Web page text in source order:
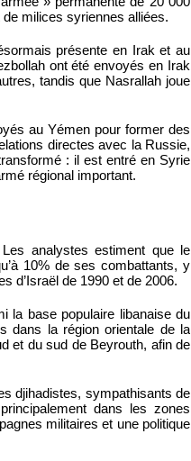
milices syriennes alliées.
présente en Irak et au
ont été envoyés en Irak
tandis que Nasrallah joue
au Yémen pour former des
directes avec la Russie,
: il est entré en Syrie
régional important.
analystes estiment que le
10% de ses combattants, y
d’Israël de 1990 et de 2006.
la base populaire libanaise du
dans la région orientale de la
et du sud de Beyrouth, afin de
djihadistes, sympathisants de
dans les zones
militaires et une politique